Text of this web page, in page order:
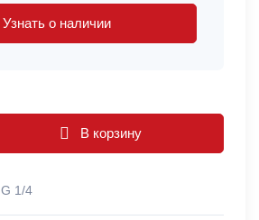
Узнать о наличии
В корзину
G 1/4